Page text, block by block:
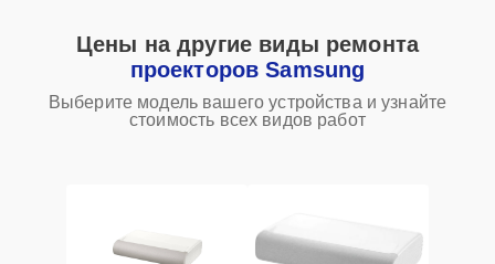
Цены на другие виды ремонта
проекторов Samsung
Выберите модель вашего устройства и узнайте
стоимость всех видов работ